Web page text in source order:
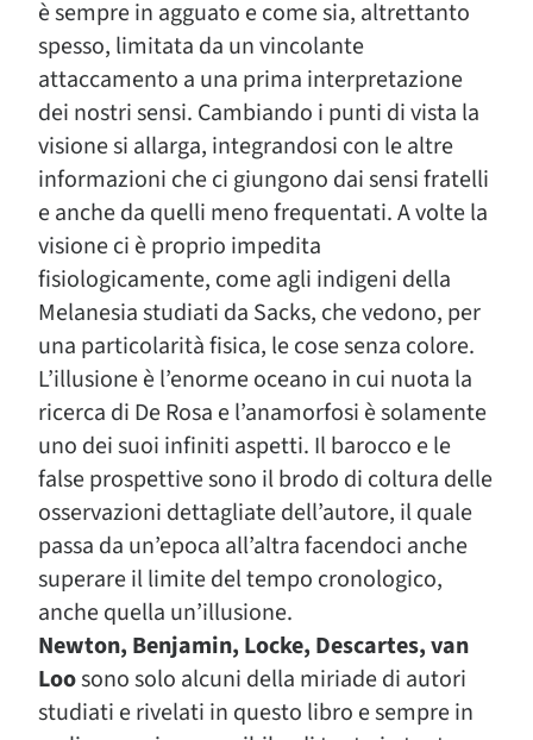
è sempre in agguato e come sia, altrettanto
spesso, limitata da un vincolante
attaccamento a una prima interpretazione
dei nostri sensi. Cambiando i punti di vista la
visione si allarga, integrandosi con le altre
informazioni che ci giungono dai sensi fratelli
e anche da quelli meno frequentati. A volte la
visione ci è proprio impedita
fisiologicamente, come agli indigeni della
Melanesia studiati da Sacks, che vedono, per
una particolarità fisica, le cose senza colore.
L’illusione è l’enorme oceano in cui nuota la
ricerca di De Rosa e l’anamorfosi è solamente
uno dei suoi infiniti aspetti. Il barocco e le
false prospettive sono il brodo di coltura delle
osservazioni dettagliate dell’autore, il quale
passa da un’epoca all’altra facendoci anche
superare il limite del tempo cronologico,
anche quella un’illusione.
Newton, Benjamin, Locke, Descartes, van
Loosono solo alcuni della miriade di autori
studiati e rivelati in questo libro e sempre in